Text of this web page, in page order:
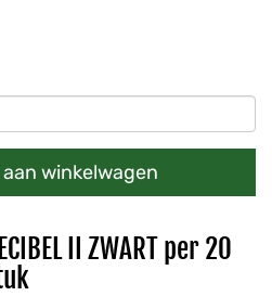
winkelwagen
II ZWART per 20